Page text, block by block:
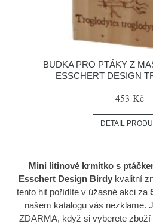
BUDKA PRO PTÁKY Z
ESSCHERT DESIGN
453 Kč
DETAIL
Mini litinové krmítko s
Esschert Design Birdykvalitní
tento hit pořídíte v úžasné akci za
našem katalogu vás nezklame.
ZDARMA, když si vyberete